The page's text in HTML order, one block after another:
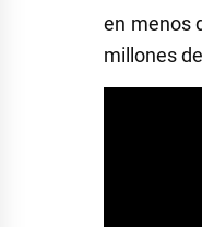
en menos
millones